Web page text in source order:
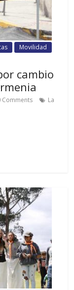
Movilidad
cambio
Comments
La